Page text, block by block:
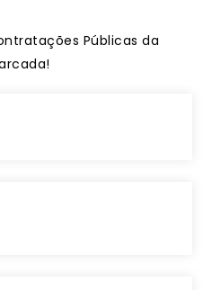
Públicas da